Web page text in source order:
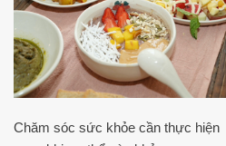
Chăm sóc sức khỏe cần thực hiện